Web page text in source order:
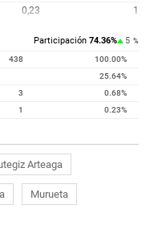
0,23 1
Participación 74.36% 5 %
438 100.00%
25.64%
3 0.68%
1 0.23%
Arteaga
Murueta